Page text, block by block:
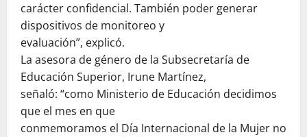
carácter confidencial. También poder generar
dispositivos de monitoreo y
evaluación”, explicó.
La asesora de género de la Subsecretaría de
Educación Superior, Irune Martínez,
señaló: “como Ministerio de Educación decidimos
que el mes en que
conmemoramos el Día Internacional de la Mujer no